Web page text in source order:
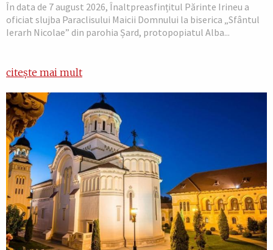
În data de 7 august 2026, Înaltpreasfințitul Părinte Irineu a
oficiat slujba Paraclisului Maicii Domnului la biserica „Sfântul
Ierarh Nicolae” din parohia Șard, protopopiatul Alba...
citește mai mult